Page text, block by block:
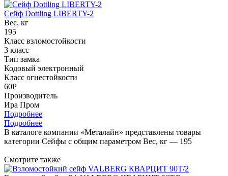
Сейф Dottling LIBERTY-2
Вес, кг
195
Класс взломостойкости
3 класс
Тип замка
Кодовый электронный
Класс огнестойкости
60P
Производитель
Ира Пром
Подробнее
Подробнее
В каталоге компании «Металайн» представлены товары
категории Сейфы с общим параметром Вес, кг — 195
Смотрите также